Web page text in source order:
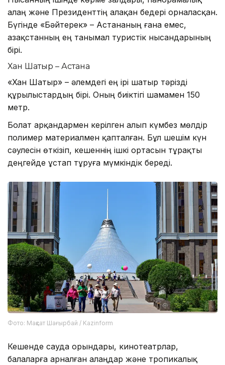
алаң және Президенттің алақан бедері орналасқан.
Бүгінде «Бәйтерек» – Астананың ғана емес,
Қазақстанның ең танымал туристік нысандарының
бірі.
Хан Шатыр – Астана
«Хан Шатыр» – әлемдегі ең ірі шатыр тәрізді
құрылыстардың бірі. Оның биіктігі шамамен 150
метр.
Болат арқандармен керілген алып күмбез мөлдір
полимер материалмен қапталған. Бұл шешім күн
сәулесін өткізіп, кешеннің ішкі ортасын тұрақты
деңгейде ұстап тұруға мүмкіндік береді.
Фото: Мақсат Шағырбай / Kazinform
Кешенде сауда орындары, кинотеатрлар,
балаларға арналған алаңдар және тропикалық